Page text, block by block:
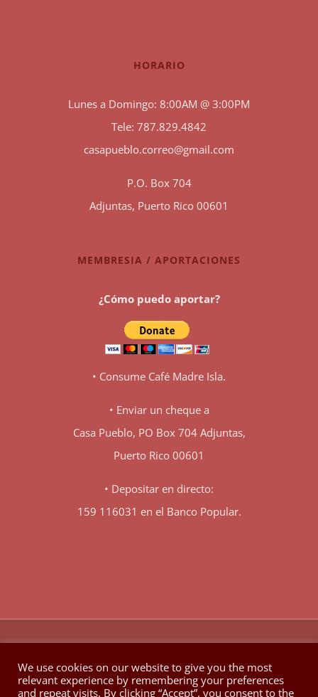
HORARIO
Lunes a Domingo: 8:00AM @ 3:00PM
Tele: 787.829.4842
casapueblo.correo@gmail.com
P.O. Box 704
Adjuntas, Puerto Rico 00601
MEMBRESIA / APORTACIONES
¿Cómo puedo aportar?
• Consume Café Madre Isla.
• Enviar un cheque a
Casa Pueblo, PO Box 704 Adjuntas,
Puerto Rico 00601
• Depositar en directo:
159 116031 en el Banco Popular.
Facebook
X YouTubeInstagram
We use cookies on our website to give you the most
relevant experience by remembering your preferences
and repeat visits. By clicking “Accept”, you consent to the